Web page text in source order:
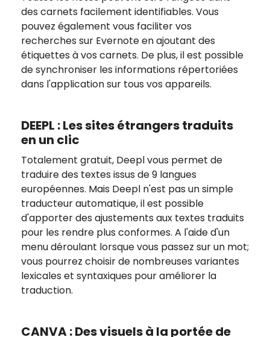
des carnets facilement identifiables. Vous
pouvez également vous faciliter vos
recherches sur Evernote en ajoutant des
étiquettes à vos carnets. De plus, il est possible
de synchroniser les informations répertoriées
dans l'application sur tous vos appareils.
DEEPL : Les sites étrangers traduits
en un clic
Totalement gratuit, Deepl vous permet de
traduire des textes issus de 9 langues
européennes. Mais Deepl n'est pas un simple
traducteur automatique, il est possible
d'apporter des ajustements aux textes traduits
pour les rendre plus conformes. A l'aide d'un
menu déroulant lorsque vous passez sur un mot;
vous pourrez choisir de nombreuses variantes
lexicales et syntaxiques pour améliorer la
traduction.
CANVA : Des visuels à la portée de